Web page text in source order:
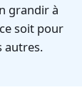
grandir à
soit pour
autres.